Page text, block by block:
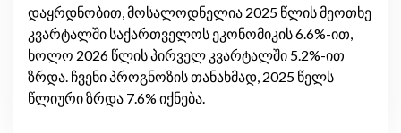
დაყრდნობით, მოსალოდნელია 2025 წლის მეოთხე
კვარტალში საქართველოს ეკონომიკის 6.6%-ით,
ხოლო 2026 წლის პირველ კვარტალში 5.2%-ით
ზრდა. ჩვენი პროგნოზის თანახმად, 2025 წელს
წლიური ზრდა 7.6% იქნება.